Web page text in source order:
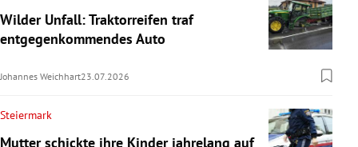
Wilder Unfall: Traktorreifen traf
entgegenkommendes Auto
Johannes Weichhart23.07.2026
Steiermark
Mutter schickte ihre Kinder jahrelang auf